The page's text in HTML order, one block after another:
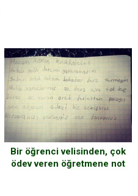
Bir öğrenci velisinden, çok
ödev veren öğretmene not